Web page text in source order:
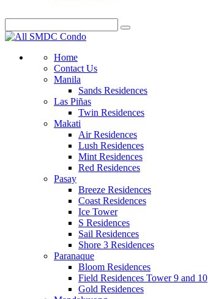
Home
Contact Us
Manila
Sands Residences
Las Piñas
Twin Residences
Makati
Air Residences
Lush Residences
Mint Residences
Red Residences
Pasay
Breeze Residences
Coast Residences
Ice Tower
S Residences
Sail Residences
Shore 3 Residences
Paranaque
Bloom Residences
Field Residences Tower 9 and 10
Gold Residences